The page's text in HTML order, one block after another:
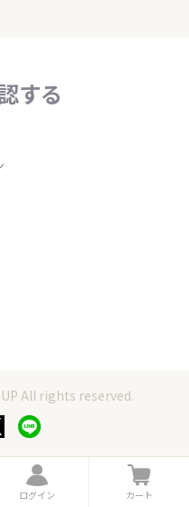
する
All rights reserved.
ロ
グ
ログイン
カ
ー
カート